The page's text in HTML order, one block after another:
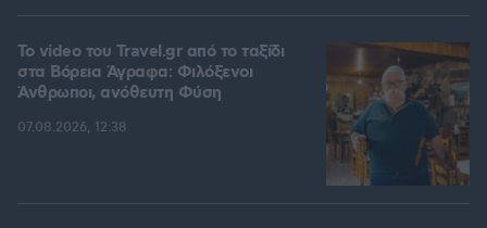
To video του Travel.gr από το ταξίδι
στα Βόρεια Άγραφα: Φιλόξενοι
Άνθρωποι, ανόθευτη Φύση
07.08.2026, 12:38